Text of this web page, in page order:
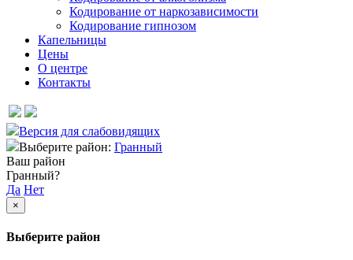
Кодирование от наркозависимости
Кодирование гипнозом
Капельницы
Цены
О центре
Контакты
Версия для слабовидящих
Выберите район: Гранный
Ваш район
Гранный?
Да Нет
×
Выберите район